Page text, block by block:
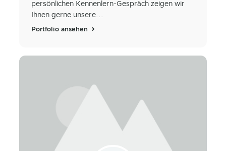
persönlichen Kennenlern-Gespräch zeigen wir
Ihnen gerne unsere...
Portfolio ansehen